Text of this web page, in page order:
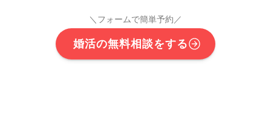
＼フォームで簡単予約／
婚活の無料相談をする